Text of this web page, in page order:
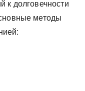
к долговечности
методы